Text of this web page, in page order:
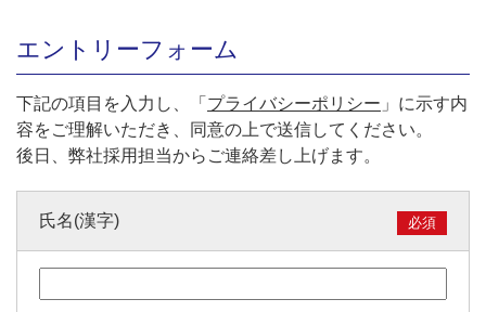
エントリーフォーム
下記の項目を入力し、「 プライバシーポリシー 」に示す内
容をご理解いただき、同意の上で送信してください。
後日、弊社採用担当からご連絡差し上げます。
氏名(漢字) 必須